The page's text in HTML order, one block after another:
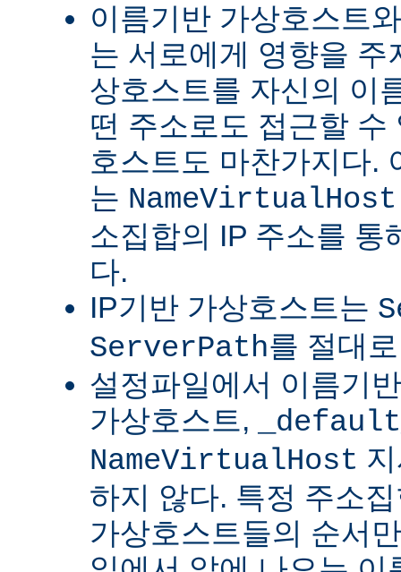
이름기반 가상호스트
는 서로에게 영향을 주
상호스트를 자신의 이
떤 주소로도 접근할 수
호스트도 마찬가지다.
는 NameVirtualHost
소집합의 IP 주소를 통
다.
IP기반 가상호스트는
ServerPath를 절대
설정파일에서 이름기
가상호스트,
NameVirtualHost
하지 않다. 특정 주소
가상호스트들의 순서